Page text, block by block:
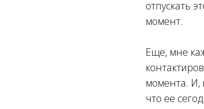
отпускать
момент.
Еще, мне
момента. И,
что ее